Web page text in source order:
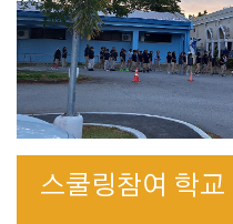
스쿨링참여 학